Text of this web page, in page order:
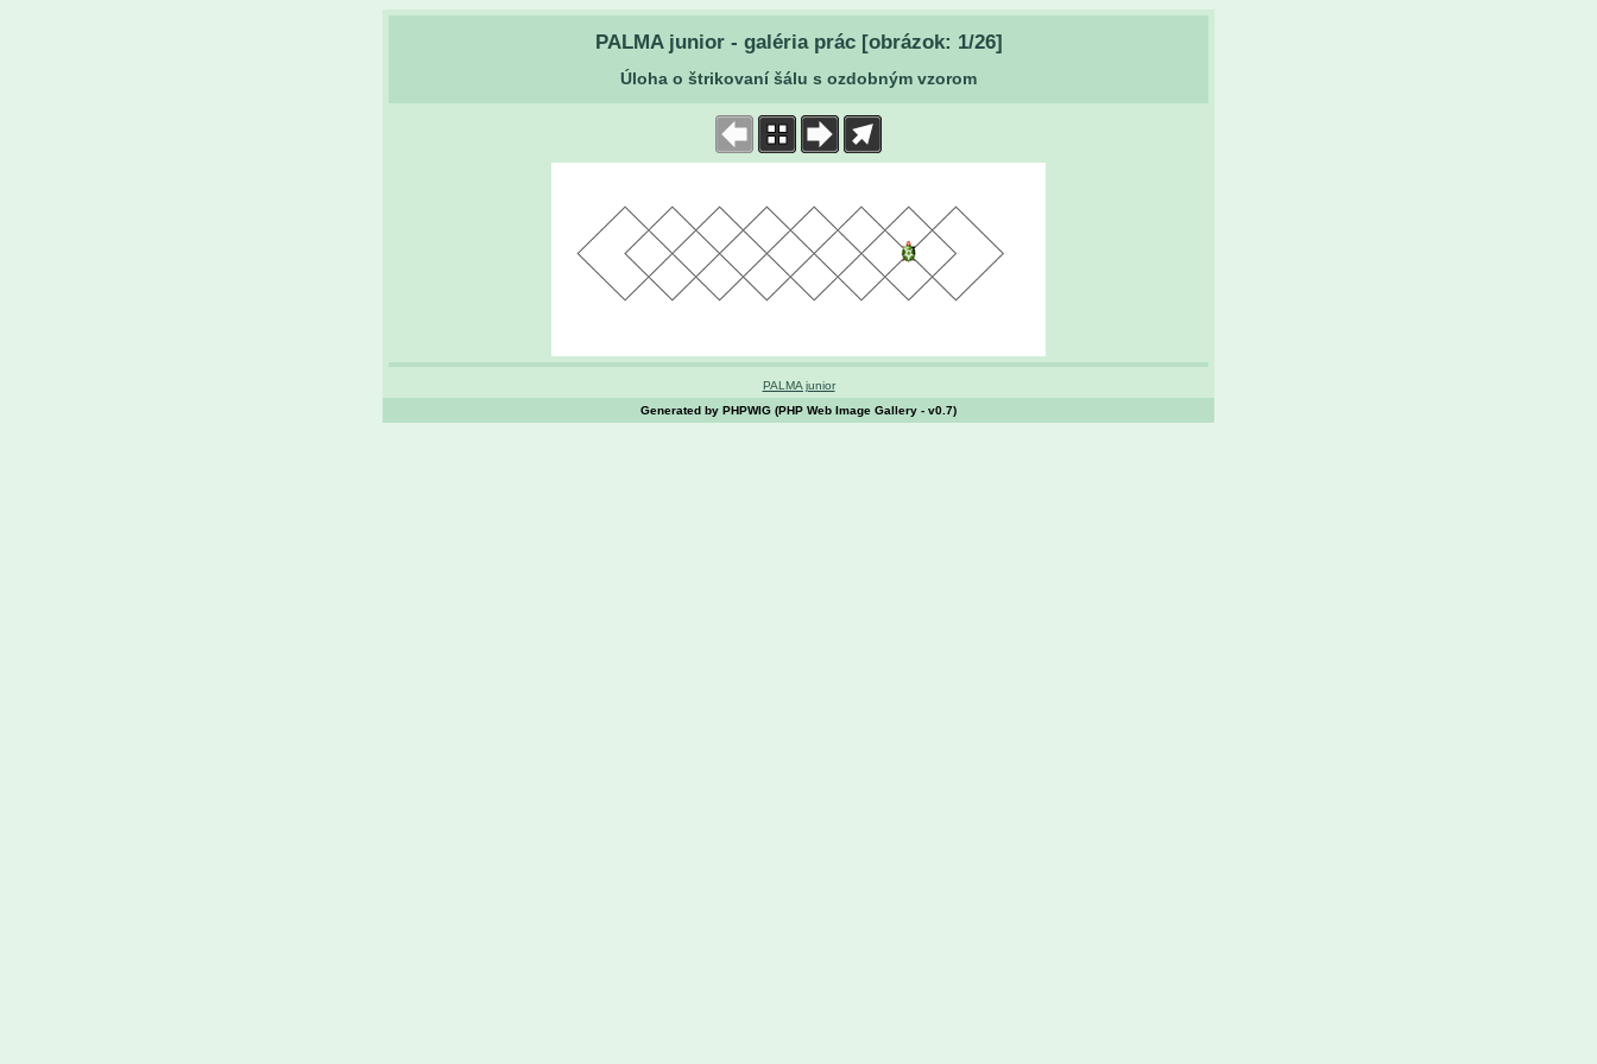
PALMA junior - galéria prác [obrázok: 1/26]
Úloha o štrikovaní šálu s ozdobným vzorom
PALMA junior
Generated by PHPWIG (PHP Web Image Gallery - v0.7)